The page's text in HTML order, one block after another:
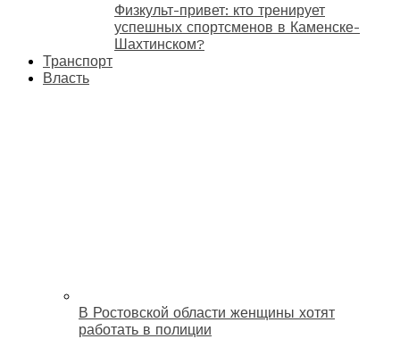
Физкульт-привет: кто тренирует
успешных спортсменов в Каменске-
Шахтинском?
Транспорт
Власть
В Ростовской области женщины хотят
работать в полиции